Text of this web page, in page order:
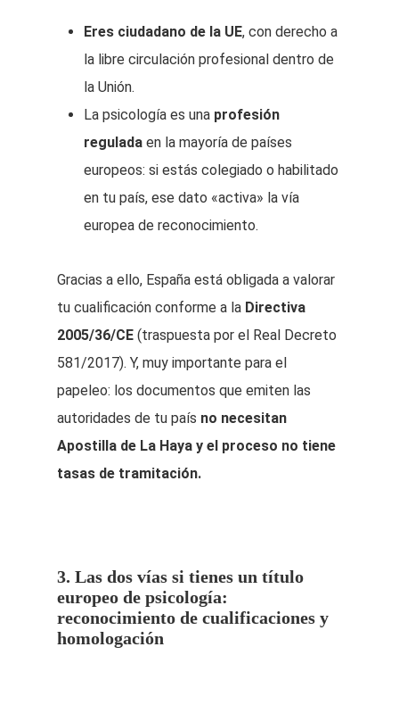
Eres ciudadano de la UE, con derecho a
la libre circulación profesional dentro de
la Unión.
La psicología es una profesión
regulada en la mayoría de países
europeos: si estás colegiado o habilitado
en tu país, ese dato «activa» la vía
europea de reconocimiento.
Gracias a ello, España está obligada a valorar
tu cualificación conforme a la Directiva
2005/36/CE (traspuesta por el Real Decreto
581/2017). Y, muy importante para el
papeleo: los documentos que emiten las
autoridades de tu país no necesitan
Apostilla de La Haya y el proceso no tiene
tasas de tramitación.
3. Las dos vías si tienes un título
europeo de psicología:
reconocimiento de cualificaciones y
homologación